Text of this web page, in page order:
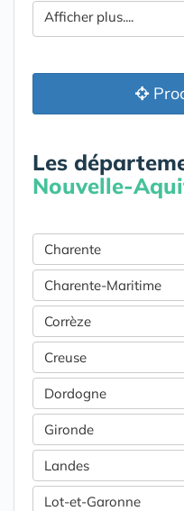
Afficher plus....
Les
Nouvelle-
Charente
Charente-Maritime
Corrèze
Creuse
Dordogne
Gironde
Landes
Lot-et-Garonne